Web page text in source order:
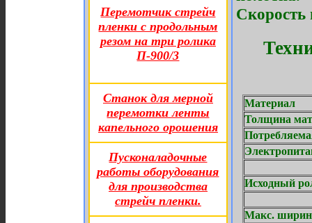
Перемотчик стрейч
пленки с продольным
резом на три ролика
П-900/3
Станок для мерной
перемотки ленты
капельного орошения
Пусконаладочные
работы оборудования
для производства
стрейч пленки.
Скорость
Материал
Толщина
Исходный
Макс.